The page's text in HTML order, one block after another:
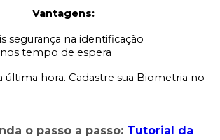
Vantagens:
segurança na identificação
tempo de espera
última hora. Cadastre sua Biometria no
o passo a passo: Tutorial da